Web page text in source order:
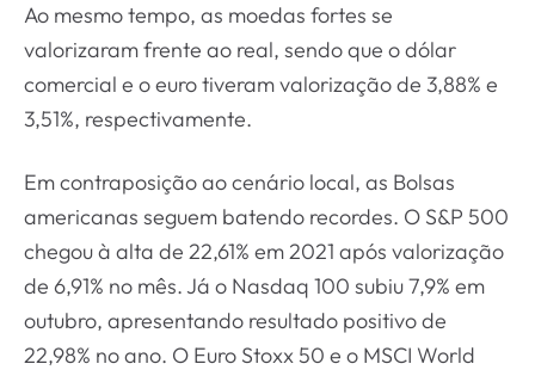
Ao mesmo tempo, as moedas fortes se
valorizaram frente ao real, sendo que o dólar
comercial e o euro tiveram valorização de 3,88% e
3,51%, respectivamente.
Em contraposição ao cenário local, as Bolsas
americanas seguem batendo recordes. O S&P 500
chegou à alta de 22,61% em 2021 após valorização
de 6,91% no mês. Já o Nasdaq 100 subiu 7,9% em
outubro, apresentando resultado positivo de
22,98% no ano. O Euro Stoxx 50 e o MSCI World